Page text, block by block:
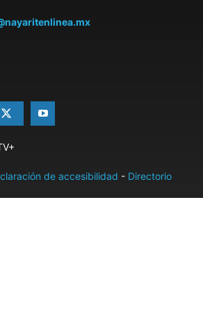
de accesibilidad - Directorio